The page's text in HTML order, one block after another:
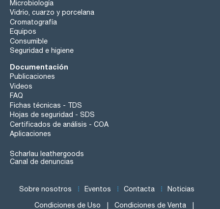
Microbiología
Vidrio, cuarzo y porcelana
Cromatografía
Equipos
Consumible
Seguridad e higiene
Documentación
Publicaciones
Videos
FAQ
Fichas técnicas - TDS
Hojas de seguridad - SDS
Certificados de análisis - COA
Aplicaciones
Scharlau leathergoods
Canal de denuncias
Sobre nosotros Eventos Contacta Noticias
Condiciones de Uso Condiciones de Venta